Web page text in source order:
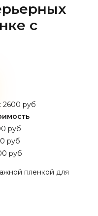
с
2600 руб
руб
руб
руб
пленкой для